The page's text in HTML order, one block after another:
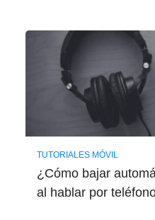
TUTORIALES MÓVIL
¿Cómo bajar
al hablar por